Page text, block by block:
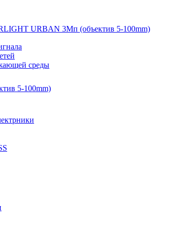
среды
URBAN 3Мп (объектив 5-100mm)
5-100mm)